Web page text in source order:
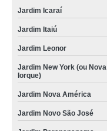
Jardim Icaraí
Jardim Itaiú
Jardim Leonor
Jardim New York (ou Nova
Iorque)
Jardim Nova América
Jardim Novo São José